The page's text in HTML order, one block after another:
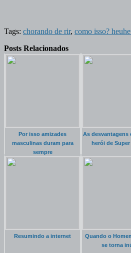
Tags: chorando de rir, como isso?
Posts Relacionados
Por isso amizades
masculinas duram para
sempre
As desvantagens
herói de Super
Resumindo a internet
Quando o
se torna